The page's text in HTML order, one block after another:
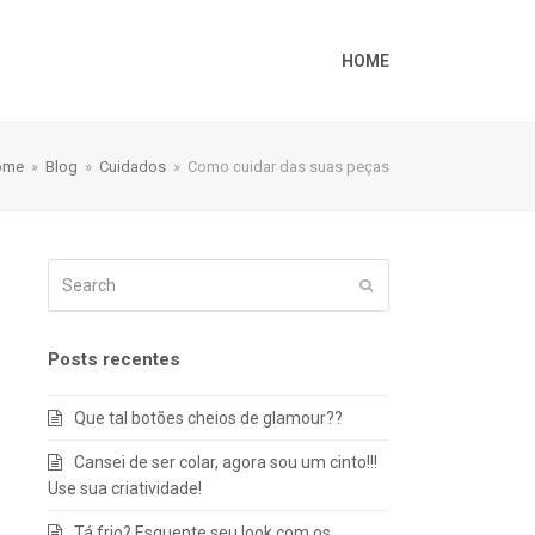
HOME
» Blog » Cuidados » Como cuidar das suas peças
Posts recentes
Que tal botões cheios de glamour??
Cansei de ser colar, agora sou um cinto!!!
Use sua criatividade!